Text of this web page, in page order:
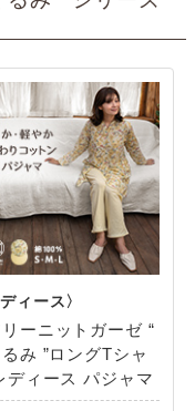
ーニットガーゼ “
み ”ロングTシャ
ディース パジャマ